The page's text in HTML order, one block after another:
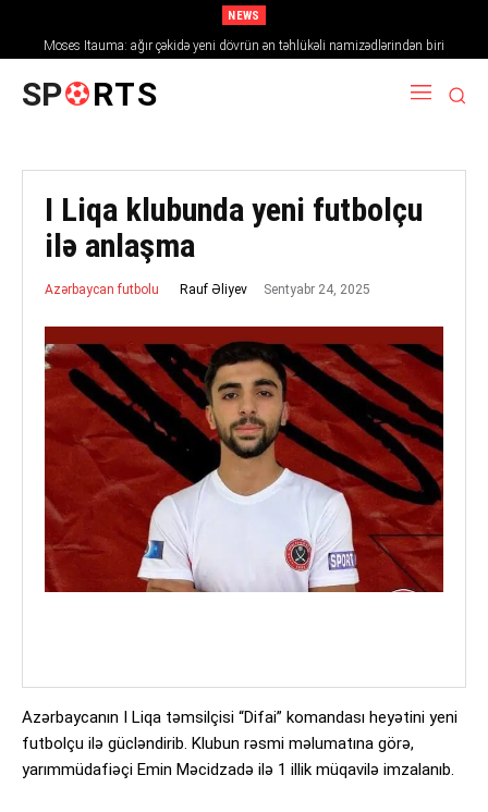
NEWS
Moses Itauma: ağır çəkidə yeni dövrün ən təhlükəli namizədlərindən biri
SP RTS
I Liqa klubunda yeni futbolçu
ilə anlaşma
Azərbaycan futbolu Rauf Əliyev Sentyabr 24, 2025
Azərbaycanın I Liqa təmsilçisi “Difai” komandası heyətini yeni
futbolçu ilə gücləndirib. Klubun rəsmi məlumatına görə,
yarımmüdafiəçi Emin Məcidzadə ilə 1 illik müqavilə imzalanıb.